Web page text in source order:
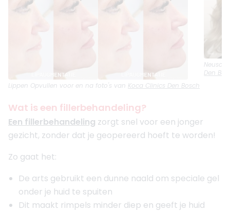
Lippen Opvullen voor en na foto's van Koca Clinics Den Bosch
Den
Wat is een fillerbehandeling?
Een fillerbehandeling zorgt snel voor een jonger
gezicht, zonder dat je geopereerd hoeft te worden!
Zo gaat het:
De arts gebruikt een dunne naald om speciale gel
onder je huid te spuiten
Dit maakt rimpels minder diep en geeft je huid